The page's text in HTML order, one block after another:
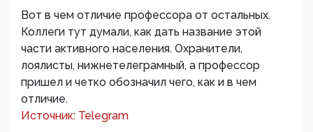
Вот в чем отличие профессора от остальных.
Коллеги тут думали, как дать название этой
части активного населения. Охранители,
лоялисты, нижнетелеграмный, а профессор
пришел и четко обозначил чего, как и в чем
отличие.
Источник: Telegram